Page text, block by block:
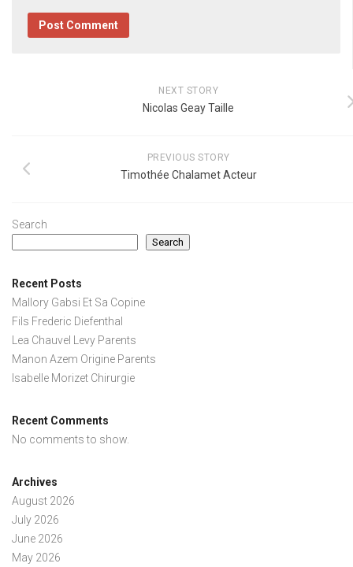
NEXT STORY
Nicolas Geay Taille
PREVIOUS STORY
Timothée Chalamet Acteur
Search
Search
Recent Posts
Mallory Gabsi Et Sa Copine
Fils Frederic Diefenthal
Lea Chauvel Levy Parents
Manon Azem Origine Parents
Isabelle Morizet Chirurgie
Recent Comments
No comments to show.
Archives
August 2026
July 2026
June 2026
May 2026